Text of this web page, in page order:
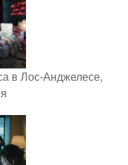
в Лос-Анджелесе,